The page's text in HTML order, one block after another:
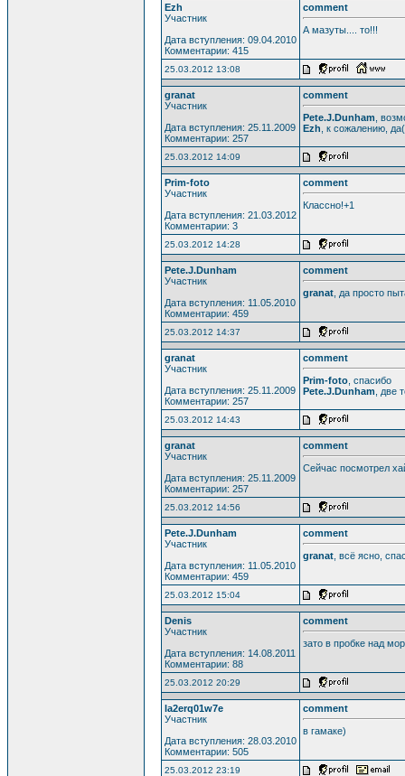
Ezh
Участник
Дата вступления: 09.04.2010
Комментарии: 415
comment
А мазуты.... то!!!
25.03.2012 13:08
granat
Участник
Дата вступления: 25.11.2009
Комментарии: 257
comment
Pete.J.Dunham ,
Ezh , к сожалению,
25.03.2012 14:09
Prim-foto
Участник
Дата вступления: 21.03.2012
Комментарии: 3
comment
Классно!+1
25.03.2012 14:28
Pete.J.Dunham
Участник
Дата вступления: 11.05.2010
Комментарии: 459
comment
granat , да просто
25.03.2012 14:37
granat
Участник
Дата вступления: 25.11.2009
Комментарии: 257
comment
Prim-foto , спасибо
Pete.J.Dunham , две
25.03.2012 14:43
granat
Участник
Дата вступления: 25.11.2009
Комментарии: 257
comment
Сейчас посмотрел
25.03.2012 14:56
Pete.J.Dunham
Участник
Дата вступления: 11.05.2010
Комментарии: 459
comment
granat , всё ясно,
25.03.2012 15:04
Denis
Участник
Дата вступления: 14.08.2011
Комментарии: 88
comment
зато в пробке над
25.03.2012 20:29
la2erq01w7e
Участник
Дата вступления: 28.03.2010
Комментарии: 505
comment
в гамаке)
25.03.2012 23:19